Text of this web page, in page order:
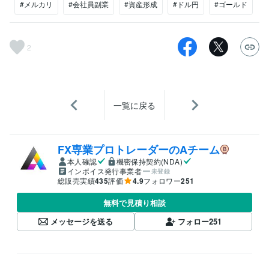
#メルカリ #会社員副業 #資産形成 #ドル円 #ゴールド
2
一覧に戻る
FX専業プロトレーダーのAチーム
本人確認
機密保持契約(NDA)
インボイス発行事業者
未登録
総販売実績435評価 4.9フォロワー251
無料で見積り相談
メッセージを送る
フォロー251